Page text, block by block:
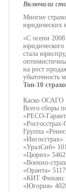
Включили
Многие
юридических
«С осени
стала
на рост
убыточность
Топ-10
Каско ОСАГО
Всего сборы
«РЕСО-
Группа
«Ингосстрах»
«УралСиб»
«Цюрих»
«Военно-
«Оранта»
«КИТ Финанс
«Югория»